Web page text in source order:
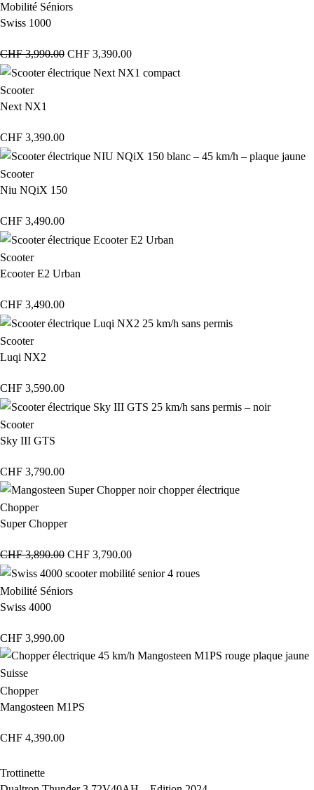
Mobilité Séniors
Swiss 1000
CHF3,990.00 CHF 3,390.00
Scooter
Next NX1
CHF 3,390.00
Scooter
Niu NQiX 150
CHF 3,490.00
Scooter
Ecooter E2 Urban
CHF 3,490.00
Scooter
Luqi NX2
CHF 3,590.00
Scooter
Sky III GTS
CHF 3,790.00
Chopper
Super Chopper
CHF3,890.00 CHF 3,790.00
Mobilité Séniors
Swiss 4000
CHF 3,990.00
Chopper
Mangosteen M1PS
CHF 4,390.00
Trottinette